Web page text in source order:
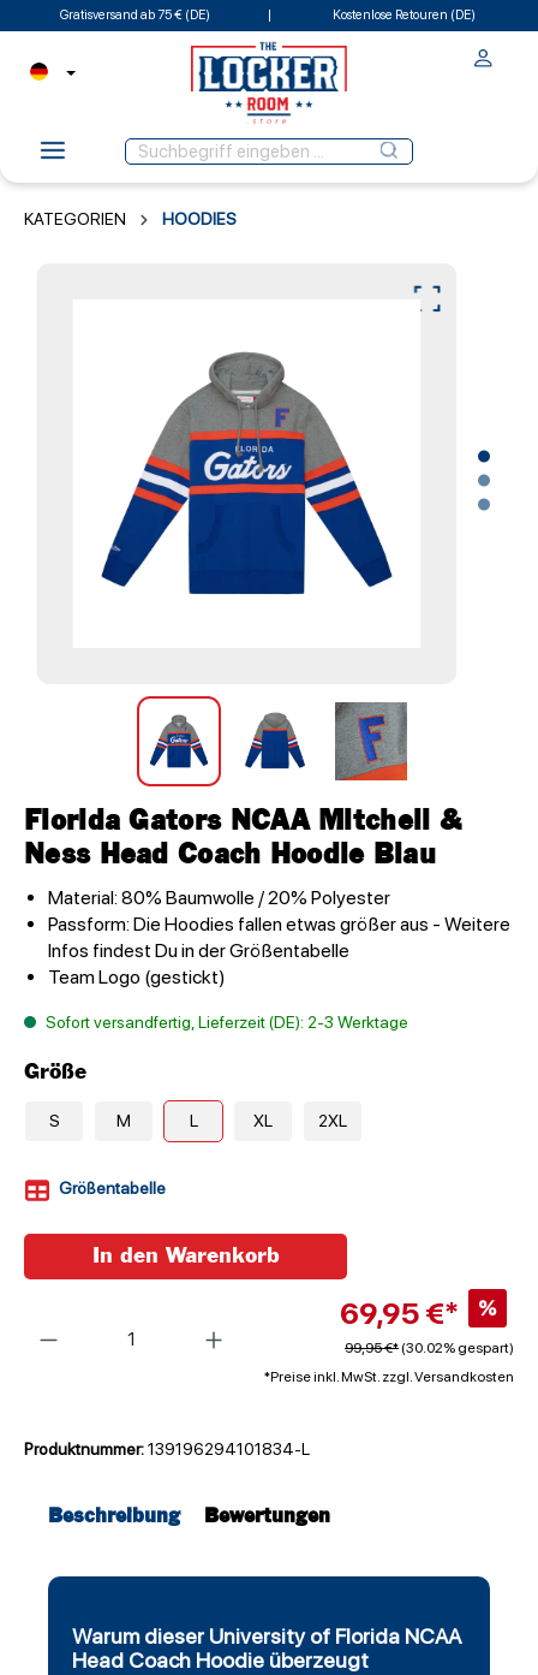
Gratisversand ab 75 € (DE) Kostenlose Retouren (DE)
KATEGORIEN HOODIES
Florida Gators NCAA Mitchell &
Ness Head Coach Hoodie Blau
Material: 80% Baumwolle / 20% Polyester
Passform: Die Hoodies fallen etwas größer aus - Weitere
Infos findest Du in der Größentabelle
Team Logo (gestickt)
Sofort versandfertig, Lieferzeit (DE): 2-3 Werktage
Größe
S M L XL 2XL
Größentabelle
69,95 €* %
99,95 €* (30.02% gespart)
*Preise inkl. MwSt. zzgl. Versandkosten
In den Warenkorb
Produktnummer:139196294101834-L
Beschreibung Bewertungen
Warum dieser University of Florida NCAA
Head Coach Hoodie überzeugt